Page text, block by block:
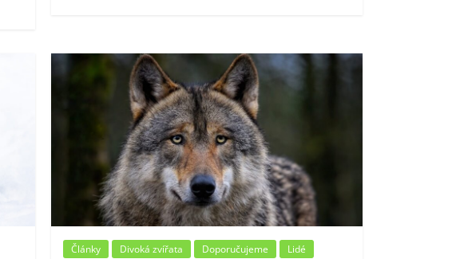
Články Divoká zvířata Doporučujeme Lidé